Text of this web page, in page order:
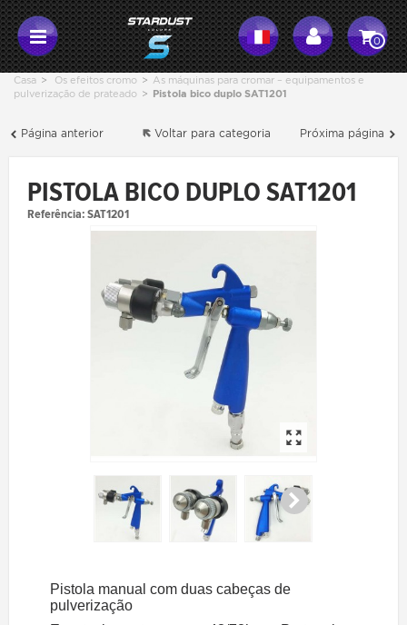
0
Casa > Os efeitos cromo > As máquinas para cromar – equipamentos e
pulverização de prateado > Pistola bico duplo SAT1201
Página anterior Próxima página
Voltar para categoria
PISTOLA BICO DUPLO SAT1201
Referência:SAT1201
Pistola manual com duas cabeças de
pulverização